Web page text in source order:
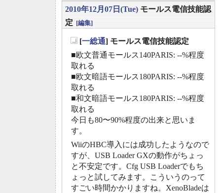
2010年12月07日(Tue) モールス電信技能認
定 [編集]
[一総通] モールス電信技能認定
■欧文普通モールス140PARIS: --%程度
取れる
■欧文暗語モールス180PARIS: --%程度
取れる
■和文暗語モールス180PARIS: --%程度
取れる
今日も80〜90%程度の出来と思いま
す。
WiiのHBC導入には成功したようなので
すが、USB Loader GXの動作がちょっ
と不安定です。Cfg USB Loaderでもち
ょっと試してみます。こういうのって
すごい時間かかりますね。XenoBladeは